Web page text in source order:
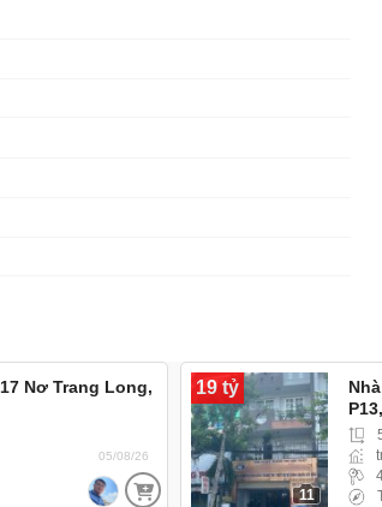
Nơ Trang Long,
05/08/26
19 tỷ
11